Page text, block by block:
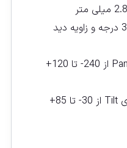
با زاویه دید افقی 110-30 درجه و زاویه دید
با محدوده حرکت افقی Pan از 240- تا 120+
با محدوده حرکت عمودی Tilt از 30- تا 85+